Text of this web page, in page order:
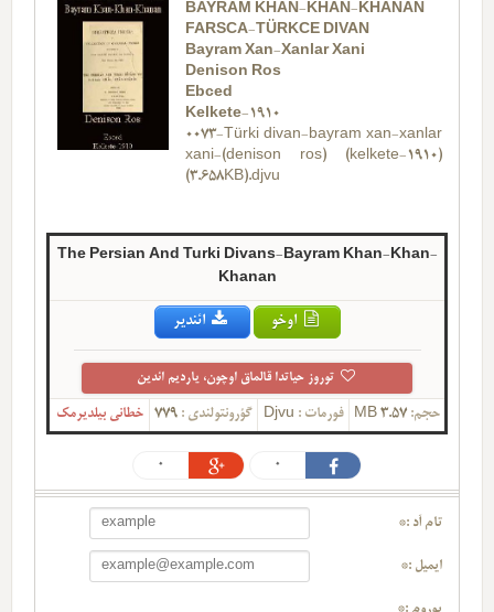
BAYRAM KHAN-KHAN-KHANAN
FARSCA-TÜRKCE DIVAN
Bayram Xan-Xanlar Xani
Denison Ros
Ebced
Kelkete-1910
0073-Türki divan-bayram xan-xanlar
xani-(denison ros) (kelkete-1910)
(3.658KB).djvu
The Persian And Turki Divans-Bayram Khan-Khan-
Khanan
اوخو ائندیر
توروز حیاتدا قالماق اوچون، یاردیم ائدین
حجم: 3.57 MB فورمات : Djvu گؤرونتولندی : 779 خطانی بیلدیرمک
0
0
تام آد :*
ایمیل :*